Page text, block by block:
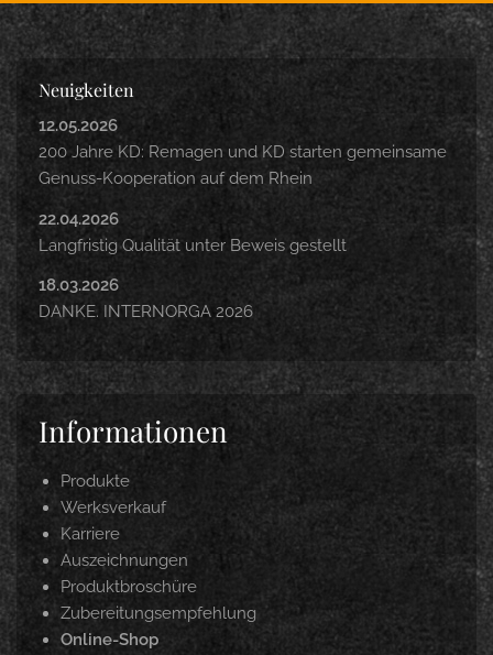
Neuigkeiten
12.05.2026
200 Jahre KD: Remagen und KD starten gemeinsame
Genuss-Kooperation auf dem Rhein
22.04.2026
Langfristig Qualität unter Beweis gestellt
18.03.2026
DANKE. INTERNORGA 2026
Informationen
Produkte
Werksverkauf
Karriere
Auszeichnungen
Produktbroschüre
Zubereitungsempfehlung
Online-Shop